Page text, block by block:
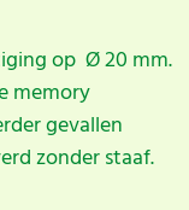
op Ø 20 mm.
memory
gevallen
zonder staaf.